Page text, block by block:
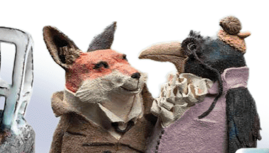
Exporter toutes les colonnes
Exporter uniquement les colonnes affichées
Menu
Ajoutez un logo, un bouton, des réseaux sociaux
Cliquez pour éditer